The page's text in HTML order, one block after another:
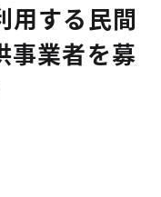
用する民間
事業者を募